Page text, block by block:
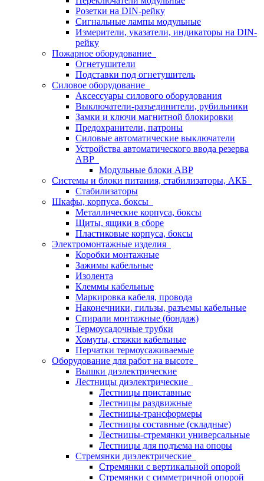
Розетки на DIN-рейку
Сигнальные лампы модульные
Измерители, указатели, индикаторы на DIN-
рейку
Пожарное оборудование
Огнетушители
Подставки под огнетушитель
Силовое оборудование
Аксессуары силового оборудования
Выключатели-разъединители, рубильники
Замки и ключи магнитной блокировки
Предохранители, патроны
Силовые автоматические выключатели
Устройства автоматического ввода резерва
АВР
Модульные блоки АВР
Системы и блоки питания, стабилизаторы, АКБ
Стабилизаторы
Шкафы, корпуса, боксы
Металлические корпуса, боксы
Щиты, ящики в сборе
Пластиковые корпуса, боксы
Электромонтажные изделия
Коробки монтажные
Зажимы кабельные
Изолента
Клеммы кабельные
Маркировка кабеля, провода
Наконечники, гильзы, разъемы кабельные
Спирали монтажные (бондаж)
Термоусадочные трубки
Хомуты, стяжки кабельные
Перчатки термоусаживаемые
Оборудование для работ на высоте
Вышки диэлектрические
Лестницы диэлектрические
Лестницы приставные
Лестницы раздвижные
Лестницы-трансформеры
Лестницы составные (складные)
Лестницы-стремянки универсальные
Лестницы для подъема на опоры
Стремянки диэлектрические
Стремянки с вертикальной опорой
Стремянки с симметричной опорой